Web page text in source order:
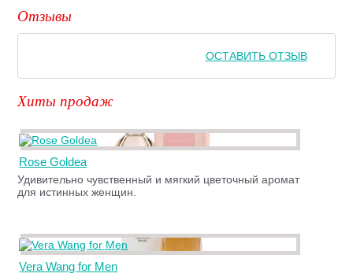
Отзывы
ОСТАВИТЬ ОТЗЫВ
Хиты продаж
Rose Goldea
Удивительно чувственный и мягкий цветочный аромат
для истинных женщин.
Vera Wang for Men